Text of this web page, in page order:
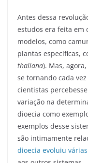
Antes dessa
estudos era feita em
modelos, como
plantas específicas,
thaliana). Mas,
se tornando cada
cientistas
variação na
dioecia como
exemplos desse
são intimamente
dioecia evoluiu várias